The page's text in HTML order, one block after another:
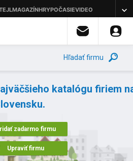
Hľadať firmu
katalógu firiem
zadarmo firmu
Upraviť firmu